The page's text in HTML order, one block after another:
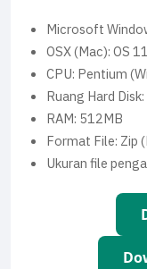
Microsoft
OSX (Mac): OS
CPU: Pentium
Ruang Hard
RAM: 512MB
Format File: Zip
Ukuran file